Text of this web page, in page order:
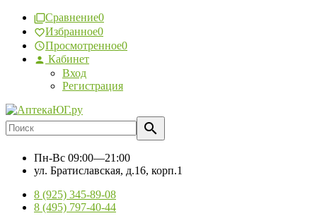
Сравнение0
Избранное0
Просмотренное0
Кабинет
Вход
Регистрация
Пн-Вс 09:00—21:00
ул. Братиславская, д.16, корп.1
8 (925) 345-89-08
8 (495) 797-40-44